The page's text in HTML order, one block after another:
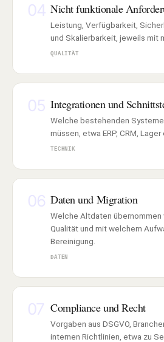
04 Nicht funktionale
Leistung, Verfügbarkeit,
und Skalierbarkeit, jeweils mit
QUALITÄT
05 Integrationen und
Welche bestehenden
müssen, etwa ERP, CRM,
TECHNIK
06 Daten und Migration
Welche Altdaten übernommen
Qualität und mit welchem
Bereinigung.
DATEN
07 Compliance und Recht
Vorgaben aus DSGVO,
internen Richtlinien, etwa zu